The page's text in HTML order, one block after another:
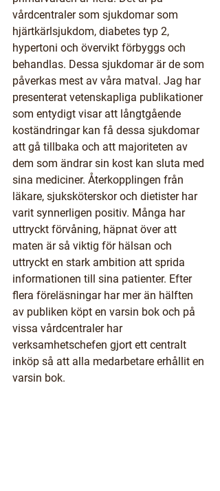
vårdcentraler som sjukdomar som
hjärtkärlsjukdom, diabetes typ 2,
hypertoni och övervikt förbyggs och
behandlas. Dessa sjukdomar är de som
påverkas mest av våra matval. Jag har
presenterat vetenskapliga publikationer
som entydigt visar att långtgående
koständringar kan få dessa sjukdomar
att gå tillbaka och att majoriteten av
dem som ändrar sin kost kan sluta med
sina mediciner. Återkopplingen från
läkare, sjuksköterskor och dietister har
varit synnerligen positiv. Många har
uttryckt förvåning, häpnat över att
maten är så viktig för hälsan och
uttryckt en stark ambition att sprida
informationen till sina patienter. Efter
flera föreläsningar har mer än hälften
av publiken köpt en varsin bok och på
vissa vårdcentraler har
verksamhetschefen gjort ett centralt
inköp så att alla medarbetare erhållit en
varsin bok.